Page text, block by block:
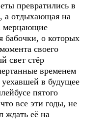
превратились в
а отдыхающая на
мерцающие
бабочки, о которых
своего
свет стёр
временем
в будущее
пятого
все эти годы, не
ждать её на